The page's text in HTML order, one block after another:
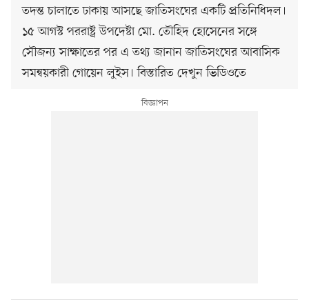
তদন্ত চালাতে ঢাকায় আসছে জাতিসংঘের একটি প্রতিনিধিদল।
১৫ আগস্ট পররাষ্ট্র উপদেষ্টা মো. তৌহিদ হোসেনের সঙ্গে
সৌজন্য সাক্ষাতের পর এ তথ্য জানান জাতিসংঘের আবাসিক
সমন্বয়কারী গোয়েন লুইস। বিস্তারিত দেখুন ভিডিওতে